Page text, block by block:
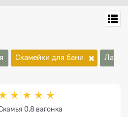
Скамейки для бани Лавка
0,8 вагонка